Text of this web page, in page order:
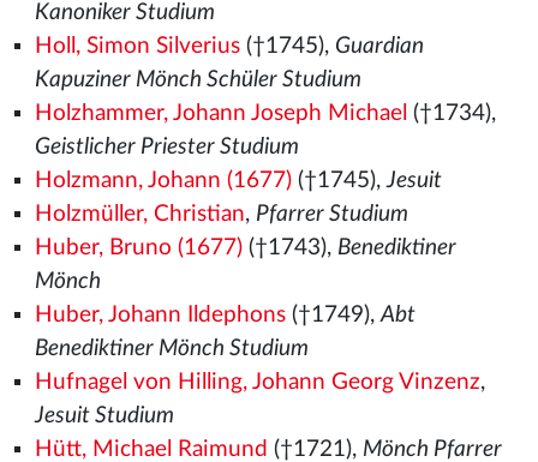
Kanoniker Studium
Holl, Simon Silverius(†1745), Guardian
Kapuziner Mönch Schüler Studium
Holzhammer, Johann Joseph Michael (†1734),
Geistlicher Priester Studium
Holzmann, Johann (1677)(†1745),Jesuit
Holzmüller, Christian, Pfarrer Studium
Huber, Bruno (1677)(†1743), Benediktiner
Mönch
Huber, Johann Ildephons(†1749),Abt
Benediktiner Mönch Studium
Hufnagel von Hilling, Johann Georg Vinzenz,
Jesuit Studium
Hütt, Michael Raimund (†1721), Mönch Pfarrer